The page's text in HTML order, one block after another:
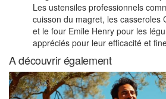
Les ustensiles professionnels
cuisson du magret, les casseroles
et le four Emile Henry pour les
appréciés pour leur efficacité et
A découvrir également